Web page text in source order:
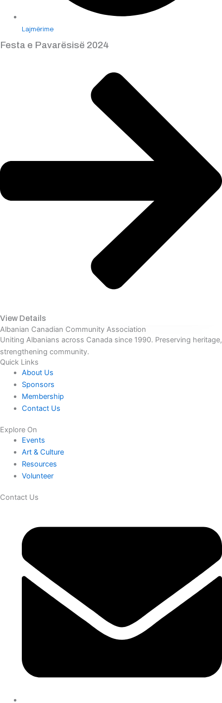
Lajmërime
Festa e Pavarësisë 2024
View Details
Albanian Canadian Community Association
Uniting Albanians across Canada since 1990. Preserving heritage,
strengthening community.
Quick Links
About Us
Sponsors
Membership
Contact Us
Explore On
Events
Art & Culture
Resources
Volunteer
Contact Us